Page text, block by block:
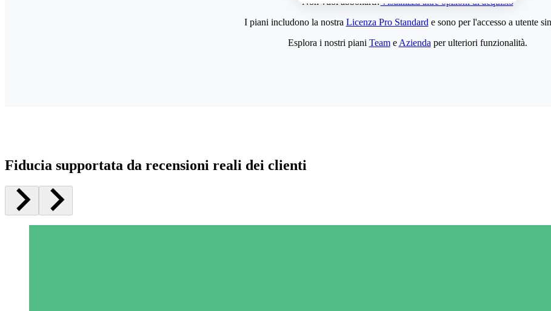
I piani includono la nostra Licenza Pro Standard e sono per l'accesso a utente
Esplora i nostri piani Teame Azienda per ulteriori funzionalità.
Fiducia supportata da recensioni reali dei clienti